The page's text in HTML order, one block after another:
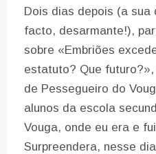
Dois dias depois (a sua
facto, desarmante!),
sobre «Embriões
estatuto? Que
de Pessegueiro do
alunos da escola
Vouga, onde eu era e
Surpreendera, nesse